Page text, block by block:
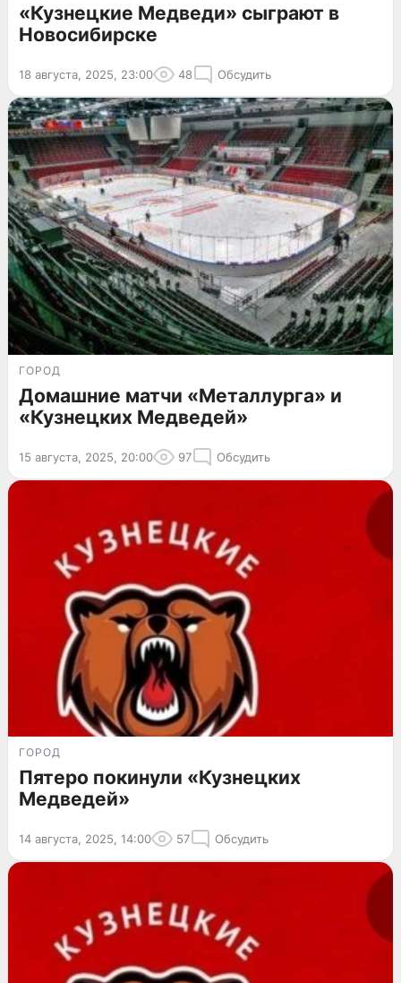
«Кузнецкие Медведи» сыграют в
Новосибирске
18 августа, 2025, 23:00 48 Обсудить
ГОРОД
Домашние матчи «Металлурга» и
«Кузнецких Медведей»
15 августа, 2025, 20:00 97 Обсудить
ГОРОД
Пятеро покинули «Кузнецких
Медведей»
14 августа, 2025, 14:00 57 Обсудить